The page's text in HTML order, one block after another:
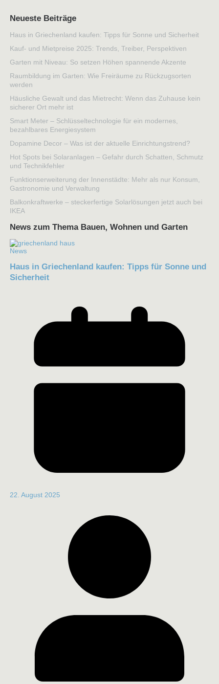
Neueste Beiträge
Haus in Griechenland kaufen: Tipps für Sonne und Sicherheit
Kauf- und Mietpreise 2025: Trends, Treiber, Perspektiven
Garten mit Niveau: So setzen Höhen spannende Akzente
Raumbildung im Garten: Wie Freiräume zu Rückzugsorten
werden
Häusliche Gewalt und das Mietrecht: Wenn das Zuhause kein
sicherer Ort mehr ist
Smart Meter – Schlüsseltechnologie für ein modernes,
bezahlbares Energiesystem
Dopamine Decor – Was ist der aktuelle Einrichtungstrend?
Hot Spots bei Solaranlagen – Gefahr durch Schatten, Schmutz
und Technikfehler
Funktionserweiterung der Innenstädte: Mehr als nur Konsum,
Gastronomie und Verwaltung
Balkonkraftwerke – steckerfertige Solarlösungen jetzt auch bei
IKEA
News zum Thema Bauen, Wohnen und Garten
News
Haus in Griechenland kaufen: Tipps für Sonne und
Sicherheit
22. August 2025